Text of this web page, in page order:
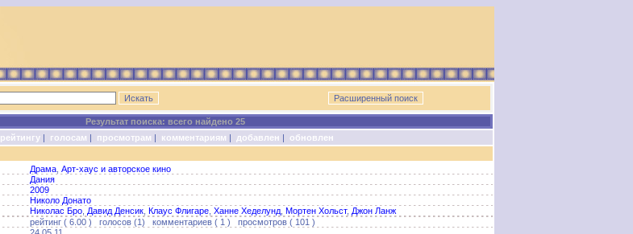
Результат поиска: всего найдено 25
рейтингу | голосам | просмотрам | комментариям | добавлен | обновлен
Драма Арт-хаус и авторское кино
Дания
2009
Николо Донато
Николас Бро Давид Денсик Клаус Флигаре Ханне Хеделунд Мортен Хольст, Джон Ланж
рейтинг ( 6.00 ) голосов (1) комментариев ( 1 ) просмотров ( 101 )